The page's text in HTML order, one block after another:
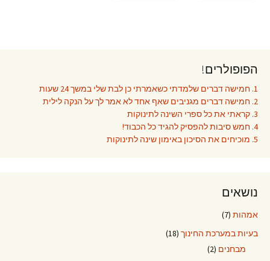
הפופולרים!
1. חמישה דברים שלמדתי כשאמרתי כן לבת שלי במשך 24 שעות
2. חמישה דברים מגניבים שאף אחד לא אמר לך על הנקה לילית
3. קראתי את כל ספרי השינה לתינוקות
4. חמש סיבות להפסיק להגיד כל הכבוד!
5. מוכיחים את הסיכון באימון שינה לתינוקות
נושאים
אמהות (7)
בעיות במערכת החינוך (18)
מבחנים (2)